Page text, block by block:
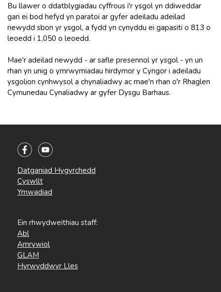
Bu llawer o ddatblygiadau cyffrous i'r ysgol yn ddiweddar
gan ei bod hefyd yn paratoi ar gyfer adeiladu adeilad
newydd sbon yr ysgol, a fydd yn cynyddu ei gapasiti o 813 o
leoedd i 1,050 o leoedd.
Mae'r adeilad newydd - ar safle presennol yr ysgol - yn un
rhan yn unig o ymrwymiadau hirdymor y Cyngor i adeiladu
ysgolion cynhwysol a chynaliadwy ac mae'n rhan o'r Rhaglen
Cymunedau Cynaliadwy ar gyfer Dysgu Barhaus.
Datganiad Hygyrchedd
Cyswllt
Ymwadiad
Ein rhwydweithiau staff:
Abl
Amrywiol
GLAM
Hyrwyddwyr Lles